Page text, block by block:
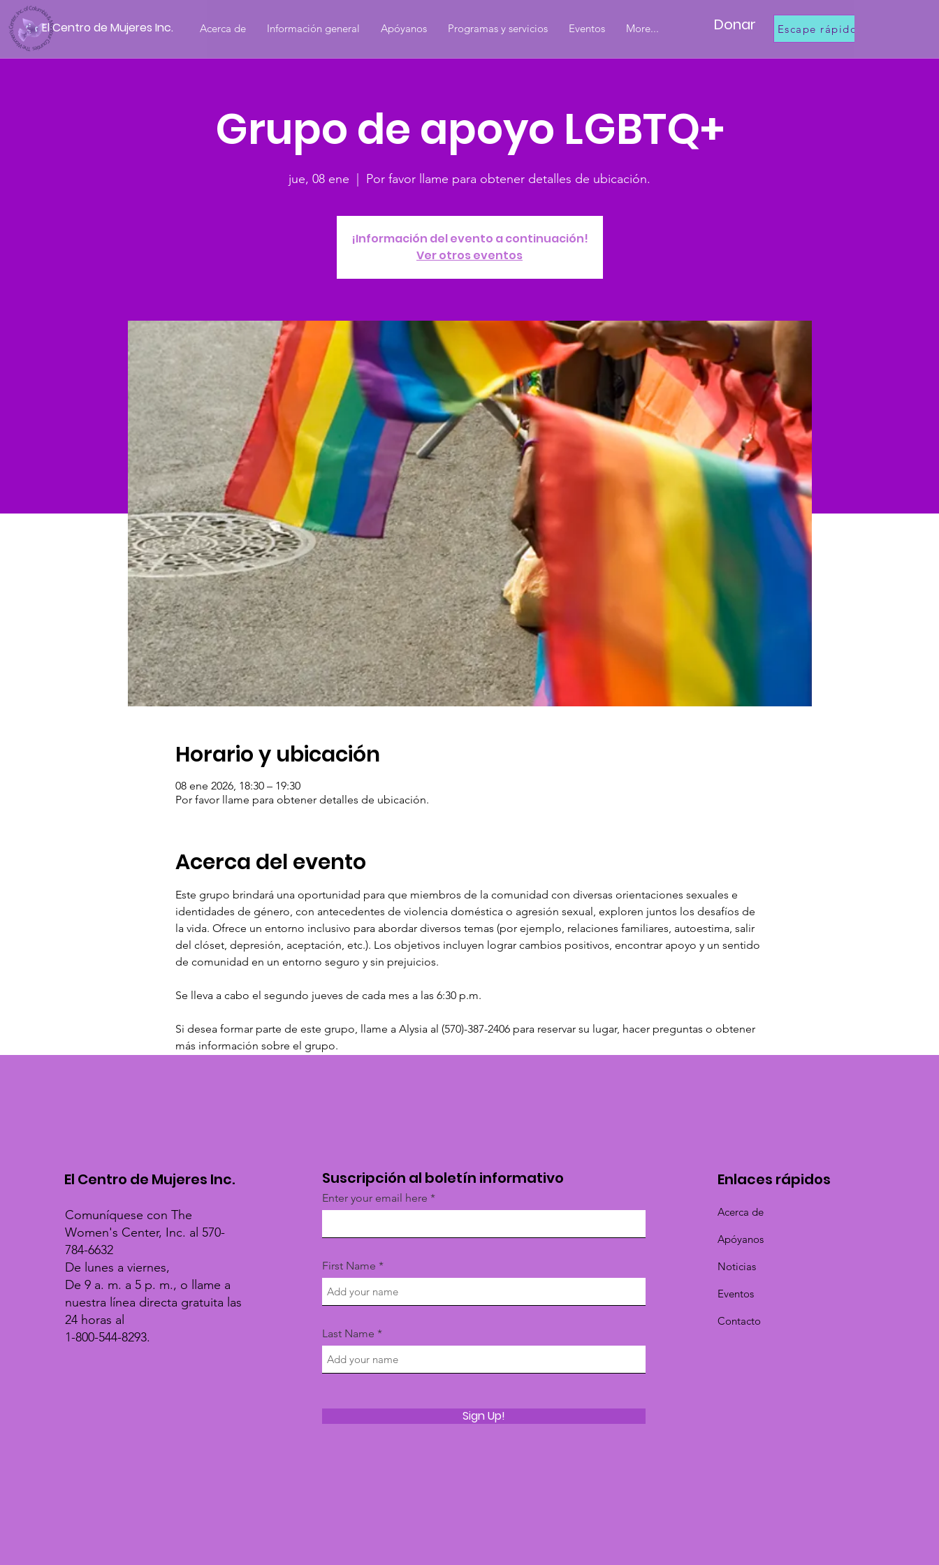
Acerca de Información general Apóyanos Programas y servicios Eventos More... Donar Escape rápido
El Centro de Mujeres Inc.
Grupo de apoyo LGBTQ+
jue, 08 ene Por favor llame para obtener detalles de ubicación.
¡Información del evento a continuación!
Ver otros eventos
Horario y ubicación
08 ene 2026, 18:30 – 19:30
Por favor llame para obtener detalles de ubicación.
Acerca del evento
Este grupo brindará una oportunidad para que miembros de la comunidad con diversas orientaciones sexuales e
identidades de género, con antecedentes de violencia doméstica o agresión sexual, exploren juntos los desafíos de
la vida. Ofrece un entorno inclusivo para abordar diversos temas (por ejemplo, relaciones familiares, autoestima, salir
del clóset, depresión, aceptación, etc.). Los objetivos incluyen lograr cambios positivos, encontrar apoyo y un sentido
de comunidad en un entorno seguro y sin prejuicios.
Se lleva a cabo el segundo jueves de cada mes a las 6:30 p.m.
Si desea formar parte de este grupo, llame a Alysia al (570)-387-2406 para reservar su lugar, hacer preguntas o obtener
más información sobre el grupo.
El Centro de Mujeres Inc.
Comuníquese con The
Women's Center, Inc. al 570-
784-6632
De lunes a viernes,
De 9 a. m. a 5 p. m., o llame a
nuestra línea directa gratuita las
24 horas al
1-800-544-8293.
Suscripción al boletín informativo
Enter your email here
First Name
Last Name
Sign Up!
Enlaces rápidos
Acerca de
Apóyanos
Noticias
Eventos
Contacto